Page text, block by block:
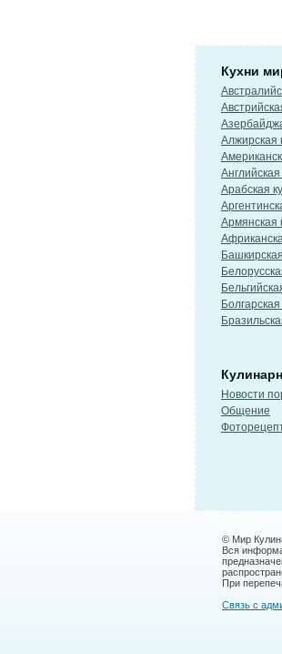
Кухни
Алжирская
Английская
Арабская
Армянская
Болгарская
Новости
Общение
© Мир
Вся
При
Связь с